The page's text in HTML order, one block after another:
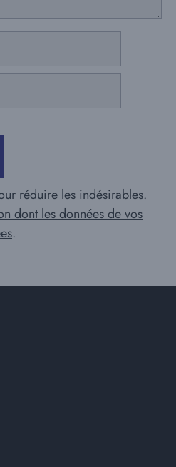
réduire les indésirables.
dont les données de vos
.